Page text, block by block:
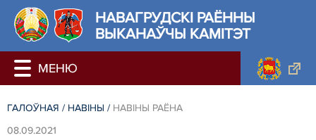
НАВАГРУДСКІ РАЁННЫ
ВЫКАНАЎЧЫ КАМІТЭТ
ГАЛОЎНАЯ / НАВIНЫ / НАВIНЫ РАЁНА
08.09.2021